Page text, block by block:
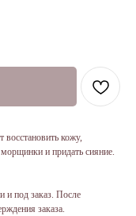
кожу,
и придать сияние.
и под заказ. После
заказа.